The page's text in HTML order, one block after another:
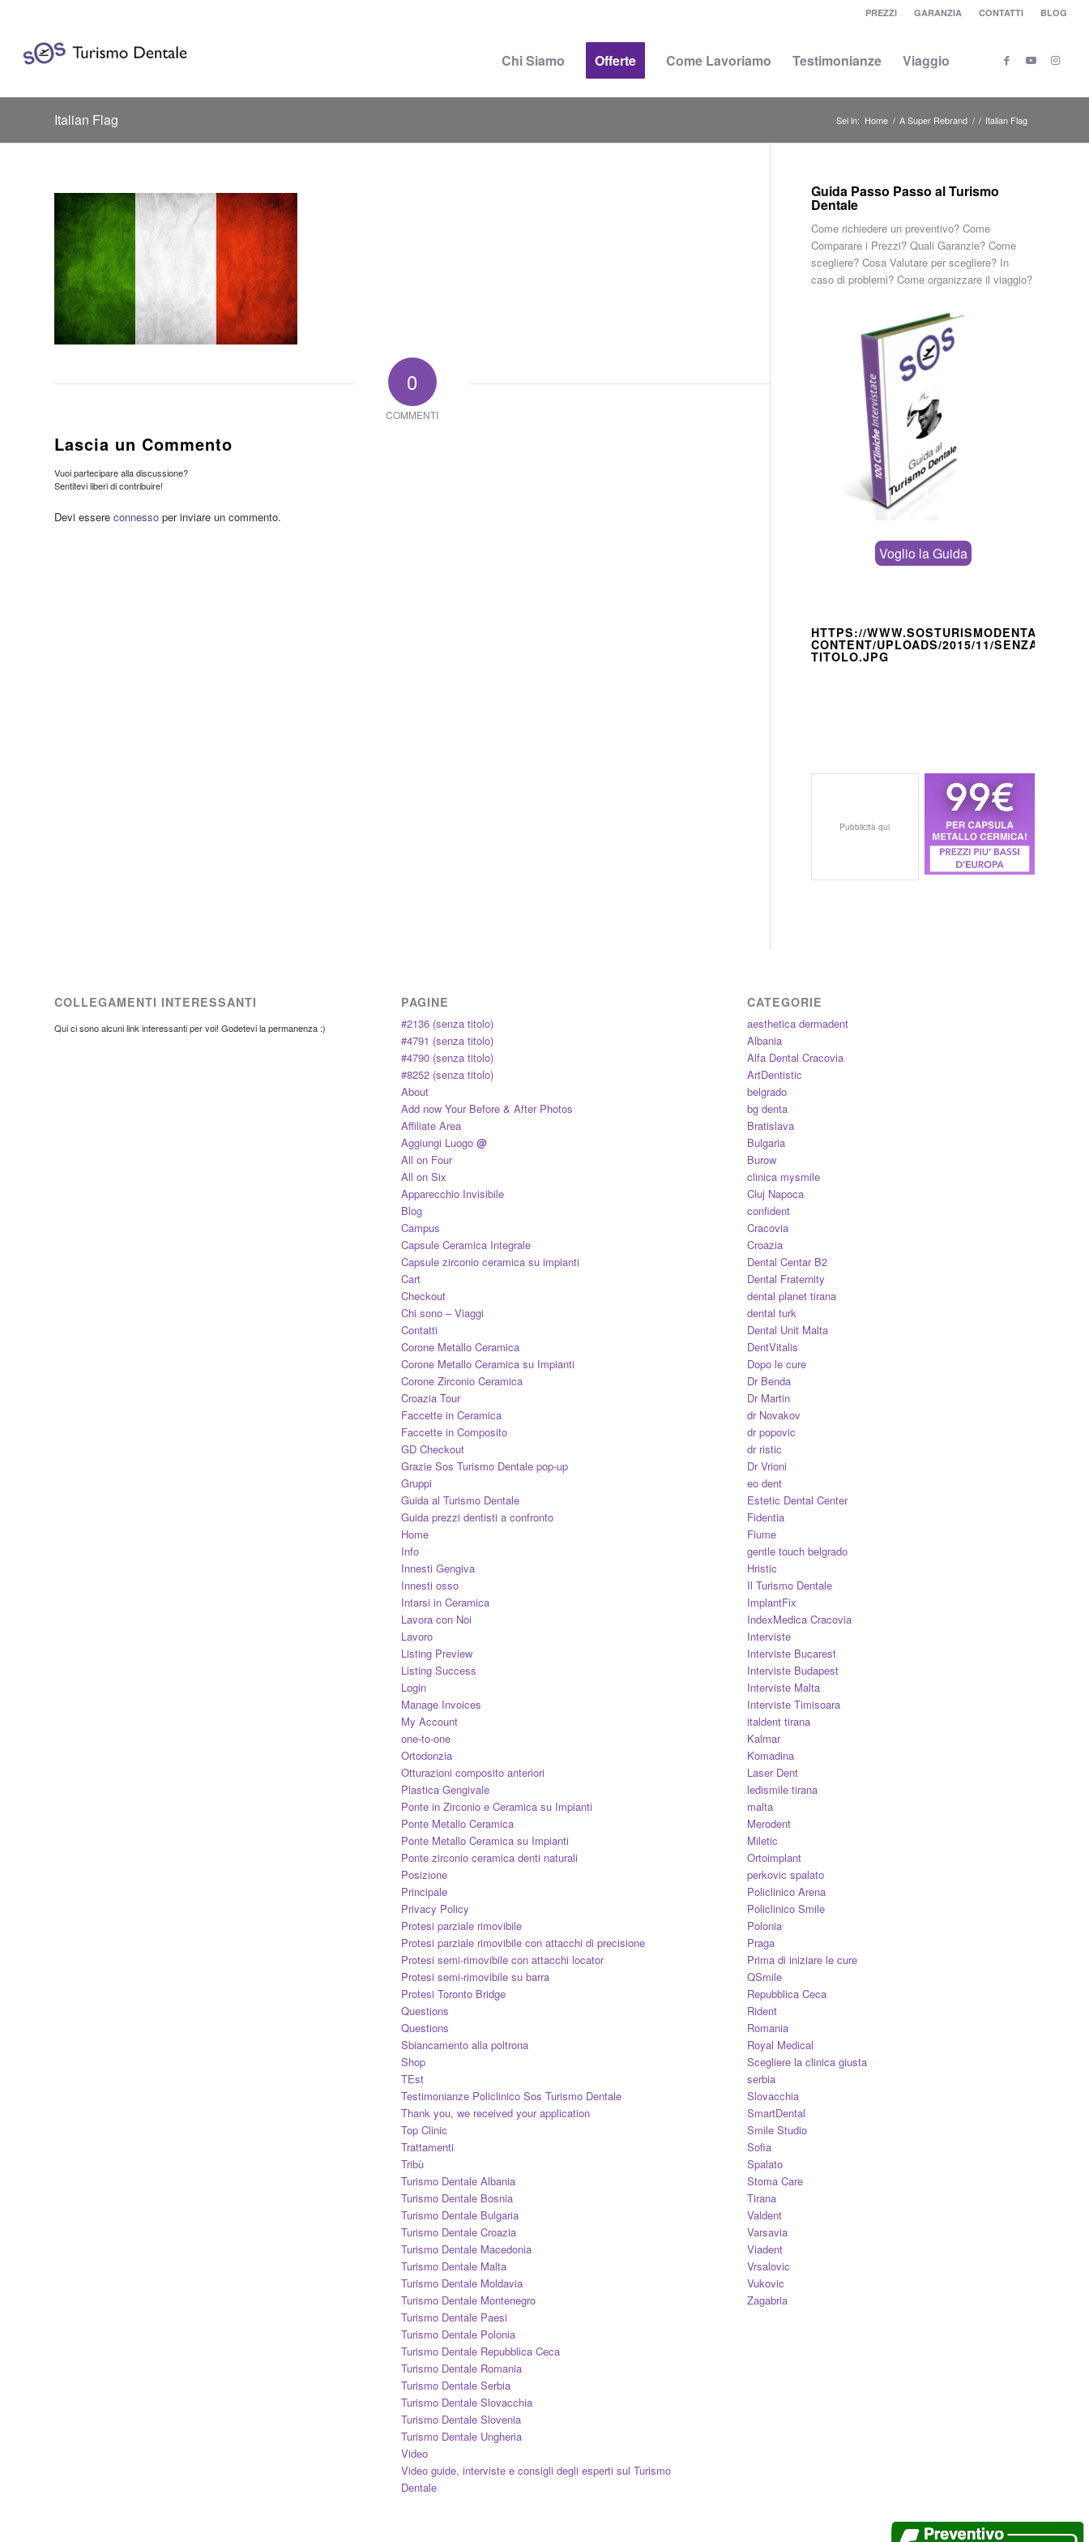
PREZZI GARANZIA CONTATTI BLOG
Chi Siamo Offerte Come Lavoriamo Testimonianze Viaggio
Italian Flag Sei in: Home / A Super Rebrand / / Italian Flag
0
COMMENTI
Lascia un Commento
Vuoi partecipare alla discussione?
Sentitevi liberi di contribuire!
Devi essere connesso per inviare un commento.
Guida Passo Passo al Turismo
Dentale
Come richiedere un preventivo? Come
Comparare i Prezzi? Quali Garanzie? Come
scegliere? Cosa Valutare per scegliere? In
caso di problemi? Come organizzare il viaggio?
Voglio la Guida
HTTPS://WWW.SOSTURISMODENTALE.IT/
CONTENT/UPLOADS/2015/11/SENZA-
TITOLO.JPG
Pubblicità qui
COLLEGAMENTI INTERESSANTI
Qui ci sono alcuni link interessanti per voi! Godetevi la permanenza :)
PAGINE
#2136 (senza titolo)
#4791 (senza titolo)
#4790 (senza titolo)
#8252 (senza titolo)
About
Add now Your Before & After Photos
Affiliate Area
Aggiungi Luogo @
All on Four
All on Six
Apparecchio Invisibile
Blog
Campus
Capsule Ceramica Integrale
Capsule zirconio ceramica su impianti
Cart
Checkout
Chi sono – Viaggi
Contatti
Corone Metallo Ceramica
Corone Metallo Ceramica su Impianti
Corone Zirconio Ceramica
Croazia Tour
Faccette in Ceramica
Faccette in Composito
GD Checkout
Grazie Sos Turismo Dentale pop-up
Gruppi
Guida al Turismo Dentale
Guida prezzi dentisti a confronto
Home
Info
Innesti Gengiva
Innesti osso
Intarsi in Ceramica
Lavora con Noi
Lavoro
Listing Preview
Listing Success
Login
Manage Invoices
My Account
one-to-one
Ortodonzia
Otturazioni composito anteriori
Plastica Gengivale
Ponte in Zirconio e Ceramica su Impianti
Ponte Metallo Ceramica
Ponte Metallo Ceramica su Impianti
Ponte zirconio ceramica denti naturali
Posizione
Principale
Privacy Policy
Protesi parziale rimovibile
Protesi parziale rimovibile con attacchi di precisione
Protesi semi-rimovibile con attacchi locator
Protesi semi-rimovibile su barra
Protesi Toronto Bridge
Questions
Questions
Sbiancamento alla poltrona
Shop
TEst
Testimonianze Policlinico Sos Turismo Dentale
Thank you, we received your application
Top Clinic
Trattamenti
Tribù
Turismo Dentale Albania
Turismo Dentale Bosnia
Turismo Dentale Bulgaria
Turismo Dentale Croazia
Turismo Dentale Macedonia
Turismo Dentale Malta
Turismo Dentale Moldavia
Turismo Dentale Montenegro
Turismo Dentale Paesi
Turismo Dentale Polonia
Turismo Dentale Repubblica Ceca
Turismo Dentale Romania
Turismo Dentale Serbia
Turismo Dentale Slovacchia
Turismo Dentale Slovenia
Turismo Dentale Ungheria
Video
Video guide, interviste e consigli degli esperti sul Turismo
Dentale
CATEGORIE
aesthetica dermadent
Albania
Alfa Dental Cracovia
ArtDentistic
belgrado
bg denta
Bratislava
Bulgaria
Burow
clinica mysmile
Cluj Napoca
confident
Cracovia
Croazia
Dental Centar B2
Dental Fraternity
dental planet tirana
dental turk
Dental Unit Malta
DentVitalis
Dopo le cure
Dr Benda
Dr Martin
dr Novakov
dr popovic
dr ristic
Dr Vrioni
eo dent
Estetic Dental Center
Fidentia
Fiume
gentle touch belgrado
Hristic
Il Turismo Dentale
ImplantFix
IndexMedica Cracovia
Interviste
Interviste Bucarest
Interviste Budapest
Interviste Malta
Interviste Timisoara
italdent tirana
Kalmar
Komadina
Laser Dent
ledismile tirana
malta
Merodent
Miletic
Ortoimplant
perkovic spalato
Policlinico Arena
Policlinico Smile
Polonia
Praga
Prima di iniziare le cure
QSmile
Repubblica Ceca
Rident
Romania
Royal Medical
Scegliere la clinica giusta
serbia
Slovacchia
SmartDental
Smile Studio
Sofia
Spalato
Stoma Care
Tirana
Valdent
Varsavia
Viadent
Vrsalovic
Vukovic
Zagabria